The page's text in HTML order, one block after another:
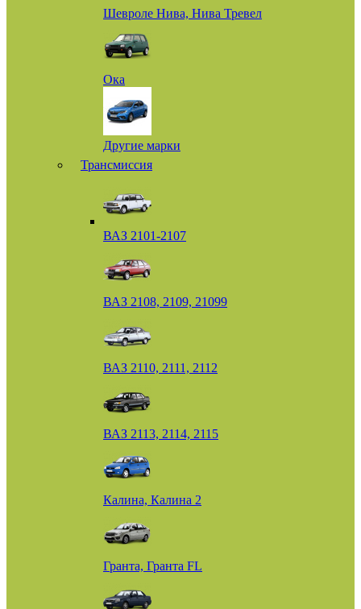
Шевроле Нива, Нива Тревел
Ока
Другие марки
Трансмиссия
ВАЗ 2101-2107
ВАЗ 2108, 2109, 21099
ВАЗ 2110, 2111, 2112
ВАЗ 2113, 2114, 2115
Калина, Калина 2
Гранта, Гранта FL